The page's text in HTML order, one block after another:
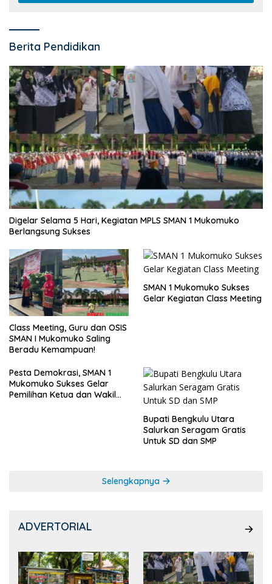
Berita Pendidikan
Digelar Selama 5 Hari, Kegiatan MPLS SMAN 1 Mukomuko
Berlangsung Sukses
Class Meeting, Guru dan OSIS
SMAN I Mukomuko Saling
Beradu Kemampuan!
SMAN 1 Mukomuko Sukses
Gelar Kegiatan Class Meeting
Pesta Demokrasi, SMAN 1
Mukomuko Sukses Gelar
Pemilihan Ketua dan Wakil
Bupati Bengkulu Utara
Salurkan Seragam Gratis
Untuk SD dan SMP
Selengkapnya
ADVERTORIAL